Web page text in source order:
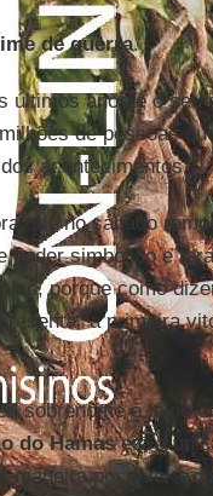
de guerra.
últimos anos e o seu
de pessoas
acontecimentos.
que no sábado
poder simbólico e
só, porque como
“a primeira
sobrenome e falou
do Hamasera a
maneira possível –